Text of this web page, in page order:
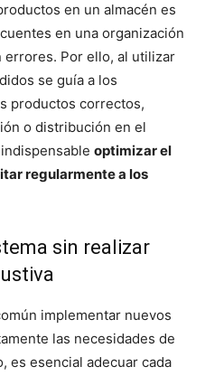
en un almacén es
en una organización
Por ello, al utilizar
se guía a los
productos correctos,
o distribución en el
optimizar el
regularmente a los
sin realizar
implementar nuevos
las necesidades de
es esencial adecuar cada